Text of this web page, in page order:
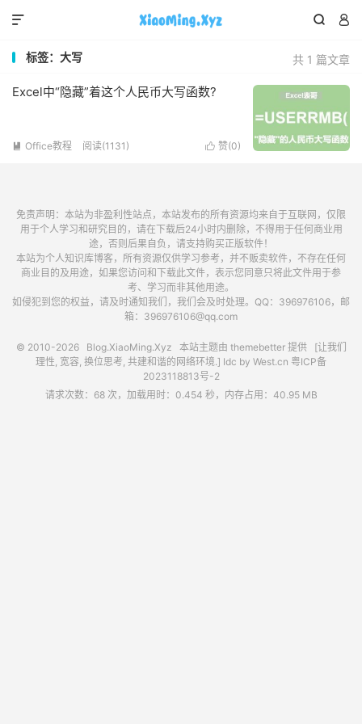
 

共 1 篇文章
标签：大写
Excel中“隐藏”着这个人民币大写函数?
 赞(0)
 Office教程 阅读(1131)
免责声明：本站为非盈利性站点，本站发布的所有资源均来自于互联网，仅限
用于个人学习和研究目的，请在下载后24小时内删除，不得用于任何商业用
途，否则后果自负，请支持购买正版软件！
本站为个人知识库博客，所有资源仅供学习参考，并不贩卖软件，不存在任何
商业目的及用途，如果您访问和下载此文件，表示您同意只将此文件用于参
考、学习而非其他用途。
如侵犯到您的权益，请及时通知我们，我们会及时处理。QQ：396976106，邮
箱：396976106@qq.com
© 2010-2026 Blog.XiaoMing.Xyz 本站主题由 themebetter提供 [让我们
理性, 宽容, 换位思考, 共建和谐的网络环境.] Idc by West.cn 粤ICP备
2023118813号-2
请求次数：68 次，加载用时：0.454 秒，内存占用：40.95 MB